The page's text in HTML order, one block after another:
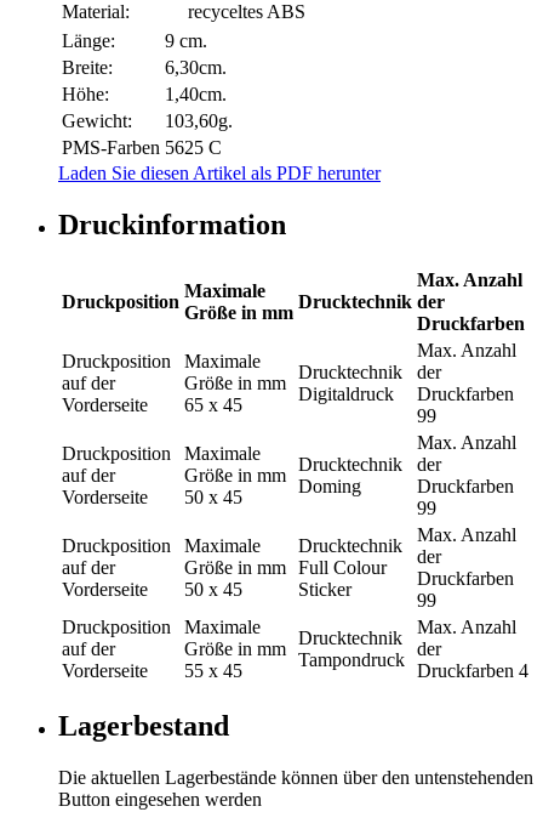
Material:
recyceltes ABS
Länge:
9 cm.
Breite:
6,30cm.
Höhe:
1,40cm.
Gewicht:
103,60g.
PMS-Farben 5625 C
Laden Sie diesen Artikel als PDF herunter
Druckinformation
Druckposition
Maximale
Größe in mm
Drucktechnik
Max. Anzahl
der
Druckfarben
Druckposition
auf der
Vorderseite
Maximale
Größe in mm
65 x 45
Drucktechnik
Digitaldruck
Max. Anzahl
der
Druckfarben
99
Druckposition
auf der
Vorderseite
Maximale
Größe in mm
50 x 45
Drucktechnik
Doming
Max. Anzahl
der
Druckfarben
99
Druckposition
auf der
Vorderseite
Maximale
Größe in mm
50 x 45
Drucktechnik
Full Colour
Sticker
Max. Anzahl
der
Druckfarben
99
Druckposition
auf der
Vorderseite
Maximale
Größe in mm
55 x 45
Drucktechnik
Tampondruck
Max. Anzahl
der
Druckfarben 4
Lagerbestand
Die aktuellen Lagerbestände können über den untenstehenden
Button eingesehen werden